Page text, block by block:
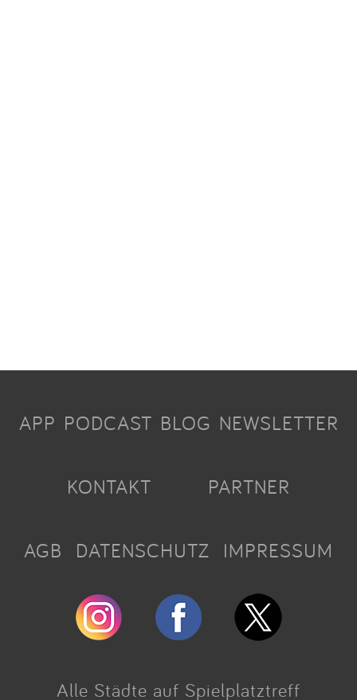
APP PODCAST BLOG NEWSLETTER
KONTAKT PARTNER
AGB DATENSCHUTZ IMPRESSUM
Alle Städte auf Spielplatztreff